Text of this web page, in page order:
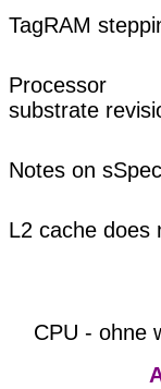
TagRAM
Processor
substrate
Notes on
L2 cache does
CPU - ohne